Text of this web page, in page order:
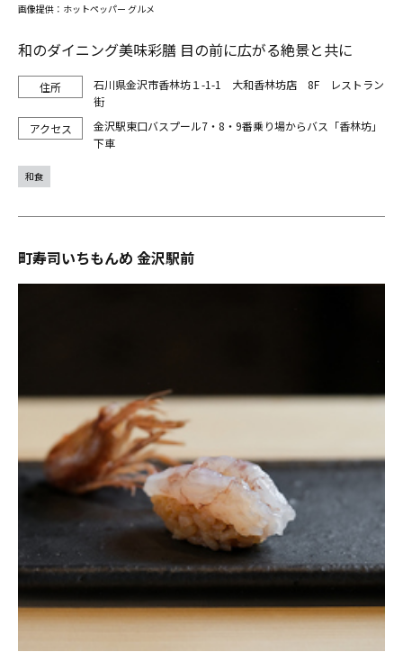
和のダイニング美味彩膳 目の前に広がる絶景と共に
石川県金沢市香林坊１-1-1 大和香林坊店 8F レストラン
街
金沢駅東口バスプール7・8・9番乗り場からバス「香林坊」
下車
画像提供：ホットペッパー グルメ
和食
町寿司いちもんめ 金沢駅前